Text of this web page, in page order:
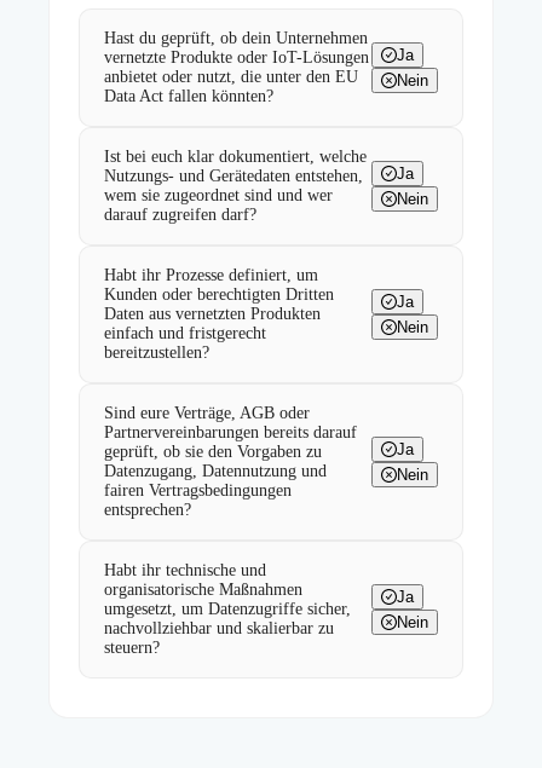
Hast du geprüft, ob dein Unternehmen
vernetzte Produkte oder IoT-Lösungen
anbietet oder nutzt, die unter den EU
Data Act fallen könnten?
Ja
Nein
Ist bei euch klar dokumentiert, welche
Nutzungs- und Gerätedaten entstehen,
wem sie zugeordnet sind und wer
darauf zugreifen darf?
Ja
Nein
Habt ihr Prozesse definiert, um
Kunden oder berechtigten Dritten
Daten aus vernetzten Produkten
einfach und fristgerecht
bereitzustellen?
Ja
Nein
Sind eure Verträge, AGB oder
Partnervereinbarungen bereits darauf
geprüft, ob sie den Vorgaben zu
Datenzugang, Datennutzung und
fairen Vertragsbedingungen
entsprechen?
Ja
Nein
Habt ihr technische und
organisatorische Maßnahmen
umgesetzt, um Datenzugriffe sicher,
nachvollziehbar und skalierbar zu
steuern?
Ja
Nein